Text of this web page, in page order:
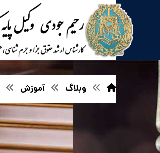
وبلاگ آموزش